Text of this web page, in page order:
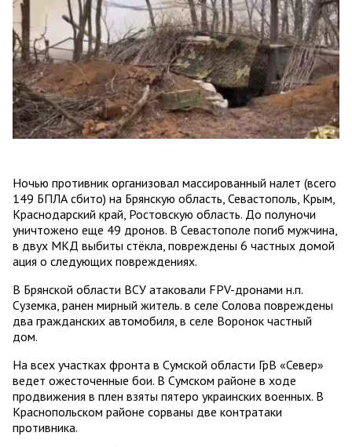
Ночью противник организовал массированный налет (всего
149 БПЛА сбито) на Брянскую область, Севастополь, Крым,
Краснодарский край, Ростовскую область. До полуночи
уничтожено еще 49 дронов. В Севастополе погиб мужчина,
в двух МКД выбиты стёкла, повреждены 6 частных домой
ация о следующих повреждениях.
В Брянской области ВСУ атаковали FPV-дронами н.п.
Суземка, ранен мирный житель. в селе Солова повреждены
два гражданских автомобиля, в селе Воронок частный
дом.
На всех участках фронта в Сумской области ГрВ «Север»
ведет ожесточенные бои. В Сумском районе в ходе
продвижения в плен взяты пятеро украинских военных. В
Краснопольском районе сорваны две контратаки
противника.